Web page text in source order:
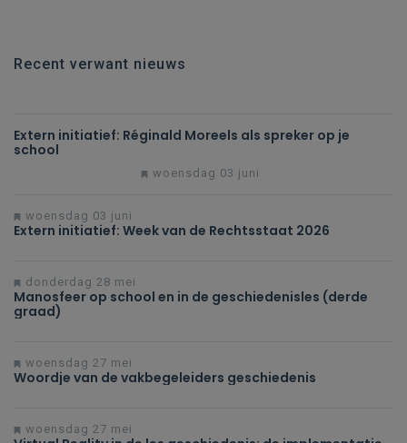
Recent verwant nieuws
woensdag 03 juni
Extern initiatief: Réginald Moreels als spreker op je
school
woensdag 03 juni
Extern initiatief: Week van de Rechtsstaat 2026
donderdag 28 mei
Manosfeer op school en in de geschiedenisles (derde
graad)
woensdag 27 mei
Woordje van de vakbegeleiders geschiedenis
woensdag 27 mei